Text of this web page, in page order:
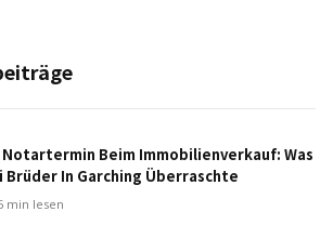
Notartermin Beim Immobilienverkauf: Was
Brüder In Garching Überraschte
min lesen